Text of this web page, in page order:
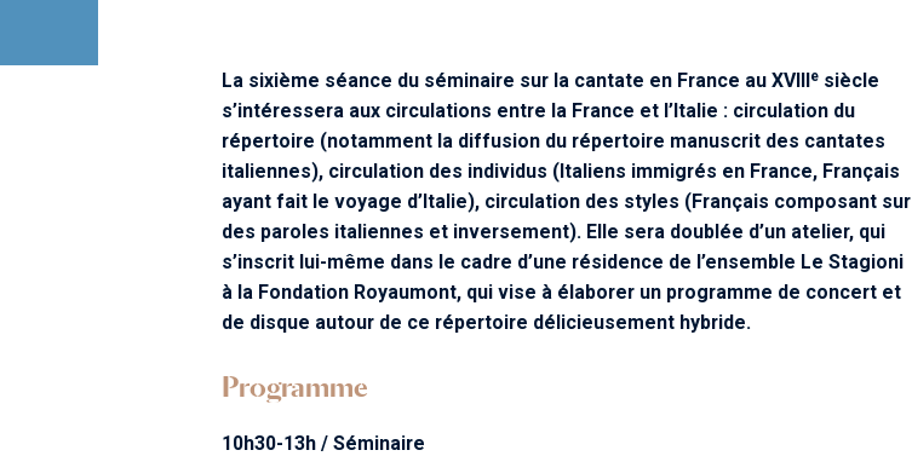
La sixième séance du séminaire sur la cantate en France au XVIII e siècle
s’intéressera aux circulations entre la France et l’Italie : circulation du
répertoire (notamment la diffusion du répertoire manuscrit des cantates
italiennes), circulation des individus (Italiens immigrés en France, Français
ayant fait le voyage d’Italie), circulation des styles (Français composant sur
des paroles italiennes et inversement). Elle sera doublée d’un atelier, qui
s’inscrit lui-même dans le cadre d’une résidence de l’ensemble Le Stagioni
à la Fondation Royaumont, qui vise à élaborer un programme de concert et
de disque autour de ce répertoire délicieusement hybride.
Programme
10h30-13h / Séminaire